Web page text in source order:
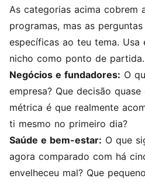
As categorias acima cobrem
programas, mas as
específicas ao teu tema. Usa
nicho como ponto de partida.
Negócios e fundadores: O
empresa? Que decisão
métrica é que realmente
ti mesmo no primeiro dia?
Saúde e bem-estar: O que
agora comparado com há
envelheceu mal? Que